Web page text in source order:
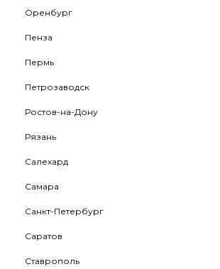
Оренбург
Пенза
Пермь
Петрозаводск
Ростов-на-Дону
Рязань
Салехард
Самара
Санкт-Петербург
Саратов
Ставрополь